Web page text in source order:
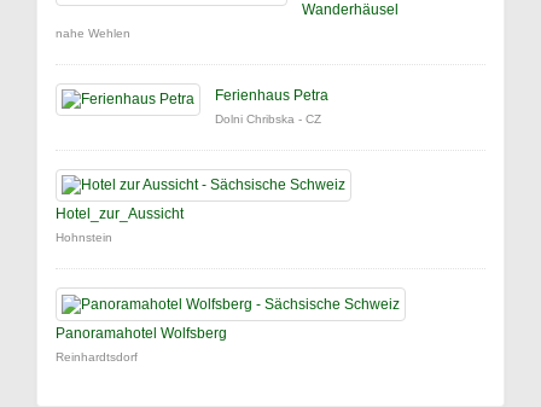
Wanderhäusel
nahe Wehlen
Ferienhaus Petra
Dolni Chribska - CZ
Hotel_zur_Aussicht
Hohnstein
Panoramahotel Wolfsberg
Reinhardtsdorf